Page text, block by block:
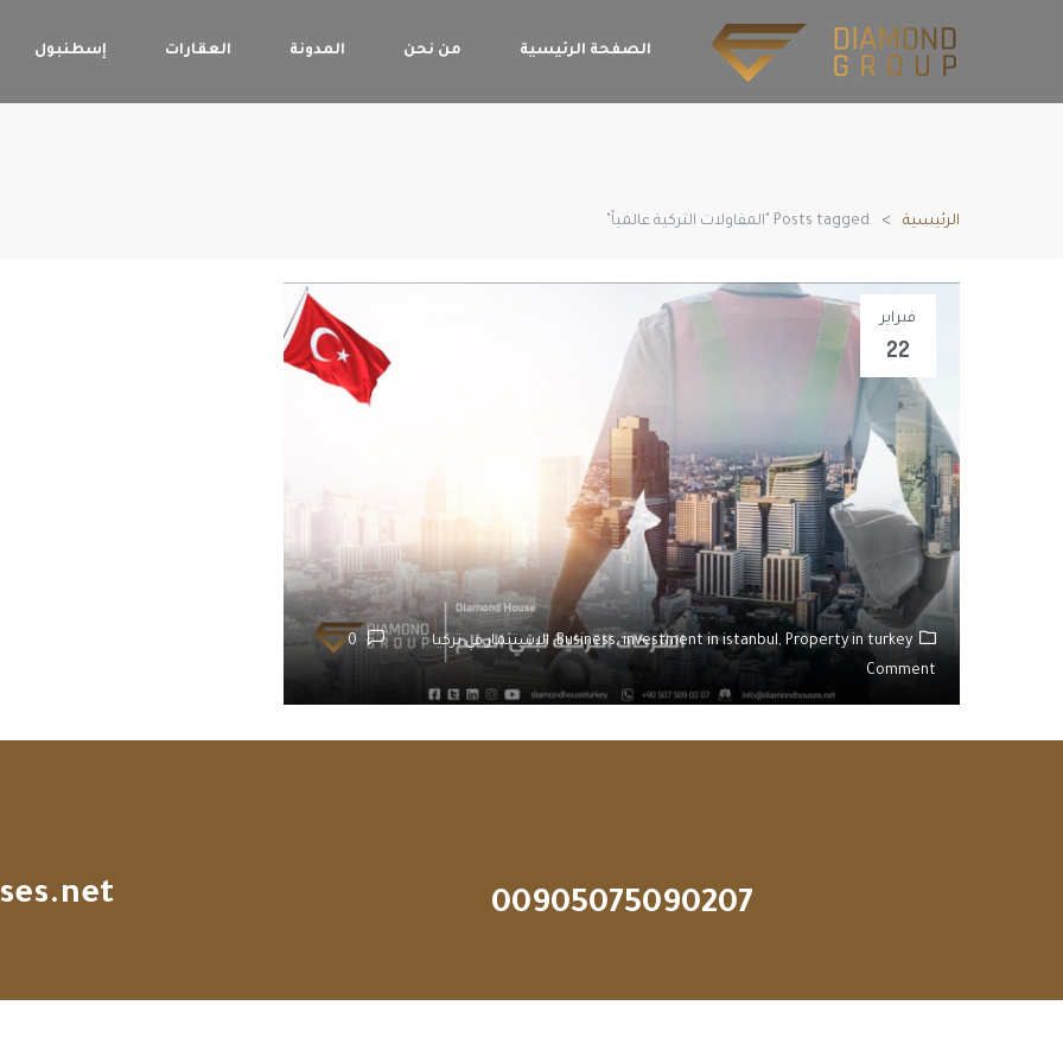
الصفحة الرئيسية من نحن المدونة العقارات إسطنبول
الرئيسية Posts tagged "المقاولات التركية عالمياً"
فبراير
22
Business,investment in istanbul, Property in turkey, الاستثمار في تركيا
0
Comment
00905075090207